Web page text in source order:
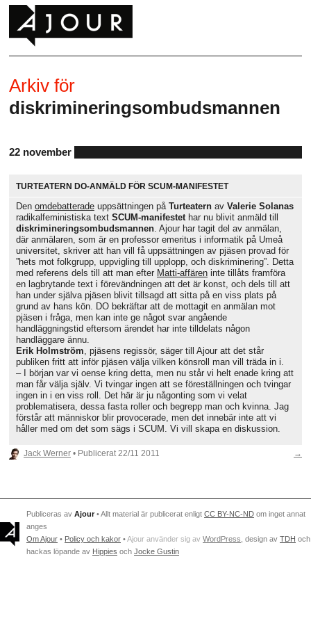
Arkiv för
diskrimineringsombudsmannen
22 november
TURTEATERN DO-ANMÄLD FÖR SCUM-MANIFESTET
Den omdebatterade uppsättningen på Turteatern av Valerie Solanas
radikalfeministiska text SCUM-manifestet har nu blivit anmäld till
diskrimineringsombudsmannen . Ajour har tagit del av anmälan,
där anmälaren, som är en professor emeritus i informatik på Umeå
universitet, skriver att han vill få uppsättningen av pjäsen provad för
”hets mot folkgrupp, uppvigling till upplopp, och diskriminering”. Detta
med referens dels till att man efter Matti-affären inte tillåts framföra
en lagbrytande text i förevändningen att det är konst, och dels till att
han under själva pjäsen blivit tillsagd att sitta på en viss plats på
grund av hans kön. DO bekräftar att de mottagit en anmälan mot
pjäsen i fråga, men kan inte ge något svar angående
handläggningstid eftersom ärendet har inte tilldelats någon
handläggare ännu.
Erik Holmström , pjäsens regissör, säger till Ajour att det står
publiken fritt att inför pjäsen välja vilken könsroll man vill träda in i.
– I början var vi oense kring detta, men nu står vi helt enade kring att
man får välja själv. Vi tvingar ingen att se föreställningen och tvingar
ingen in i en viss roll. Det här är ju någonting som vi velat
problematisera, dessa fasta roller och begrepp man och kvinna. Jag
förstår att människor blir provocerade, men det innebär inte att vi
håller med om det som sägs i SCUM. Vi vill skapa en diskussion.
→
Jack Werner • Publicerat 22/11 2011
Publiceras av Ajour • Allt material är publicerat enligt CC BY-NC-ND om inget annat
anges
Om Ajour • Policy och kakor •Ajour använder sig av WordPress , design av TDH och
hackas löpande av Hippies och Jocke Gustin